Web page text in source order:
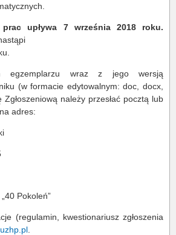
prac upływa 7 września 2018 roku.
egzemplarzu wraz z jego wersją
(w formacie edytowalnym: doc, docx,
należy przesłać pocztą lub
adres:
Pokoleń”
(regulamin, kwestionariusz zgłoszenia